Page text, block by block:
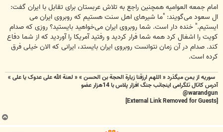
امام جمعه العوامیه همچنین راجع به تلاش عربستان برای تقابل با ایران گفت:
ال سعود می‌گویند: "ما شیرهای اهل سنت هستیم که روبروی ایران می
ایستیم." خنده دار است. شما روبروی ایران می‌خواهید بایستید؟ روزی که صدام
کویت را اشغال کرد همه شما فرار کردید و رفتید آمریکا را آوردید که از شما دفاع
کند. صدام در آن زمان نتوانست روبروی ایران بایستد، ایرانی که الان خیلی فرق
کرده است.
سوریه از یمن میگذرد « اللهم ارزقنا زيارة الحجة بن الحسن » « لعنة الله علی عدوک یا علی »
آدرس کاتال تلگرامی اینجانب جنگ افزار پلاس با 14هزار عضو
warandgun@
ب
ا